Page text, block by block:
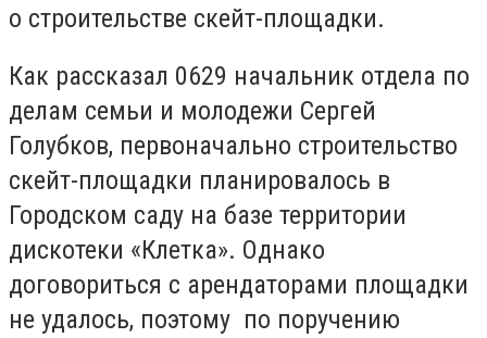
о строительстве скейт-площадки.
Как рассказал 0629 начальник отдела по
делам семьи и молодежи Сергей
Голубков, первоначально строительство
скейт-площадки планировалось в
Городском саду на базе территории
дискотеки «Клетка». Однако
договориться с арендаторами площадки
не удалось, поэтому по поручению